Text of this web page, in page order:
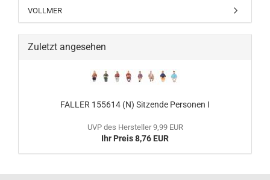
VOLLMER
Zuletzt angesehen
FALLER 155614 (N) Sitzende Personen I
UVP des Hersteller 9,99 EUR
Ihr Preis 8,76 EUR